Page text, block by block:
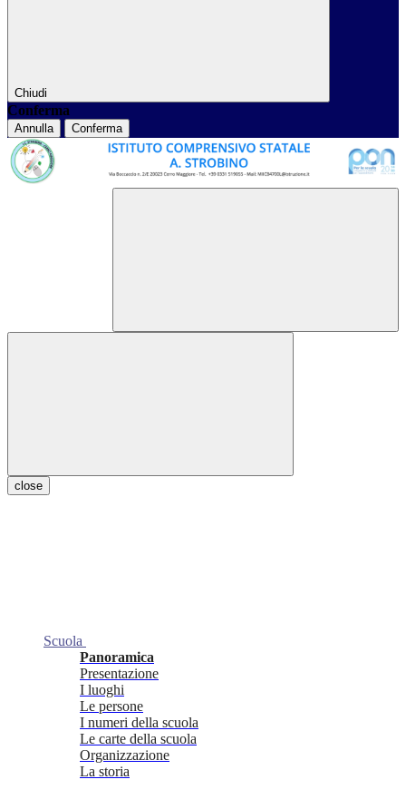
Chiudi
Conferma
Annulla Conferma
close
Scuola
Panoramica
Presentazione
I luoghi
Le persone
I numeri della scuola
Le carte della scuola
Organizzazione
La storia